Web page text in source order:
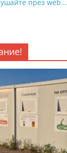
през web...